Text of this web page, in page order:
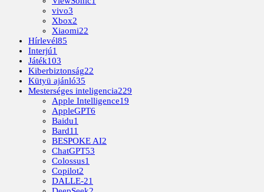
vivo3
Xbox2
Xiaomi22
Hírlevél85
Interjú1
Játék103
Kiberbiztonság22
Kütyü ajánló35
Mesterséges inteligencia229
Apple Intelligence19
AppleGPT6
Baidu1
Bard11
BESPOKE AI2
ChatGPT53
Colossus1
Copilot2
DALLE-21